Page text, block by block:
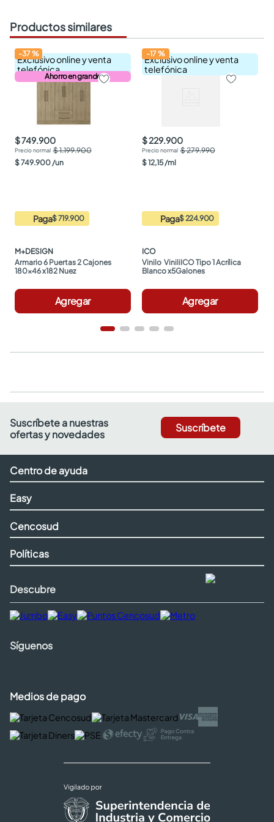
Productos similares
Exclusivo online y venta
telefónica
Ahorro en grande
-37%
$ 749.900
$ 1.199.900
$749.900 /un
Paga$ 719.900
M+DESIGN
Armario 6 Puertas 2 Cajones
180x46 x182 Nuez
Agregar
Exclusivo online y venta
telefónica
-17%
$ 229.900
$ 279.990
$12,15 /ml
Paga$ 224.900
ICO
Vinilo  ViniliICO Tipo 1 Acrílica
Blanco x5Galones
Agregar
Suscríbete a nuestras
ofertas y novedades
Suscríbete
Centro de ayuda
Easy
Cencosud
Políticas
Descubre
Síguenos
Medios de pago